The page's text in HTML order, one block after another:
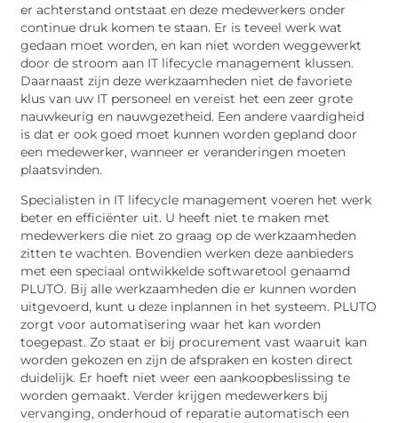
er achterstand ontstaat en deze medewerkers onder
continue druk komen te staan. Er is teveel werk wat
gedaan moet worden, en kan niet worden weggewerkt
door de stroom aan IT lifecycle management klussen.
Daarnaast zijn deze werkzaamheden niet de favoriete
klus van uw IT personeel en vereist het een zeer grote
nauwkeurig en nauwgezetheid. Een andere vaardigheid
is dat er ook goed moet kunnen worden gepland door
een medewerker, wanneer er veranderingen moeten
plaatsvinden.
Specialisten in IT lifecycle management voeren het werk
beter en efficiënter uit. U heeft niet te maken met
medewerkers die niet zo graag op de werkzaamheden
zitten te wachten. Bovendien werken deze aanbieders
met een speciaal ontwikkelde softwaretool genaamd
PLUTO. Bij alle werkzaamheden die er kunnen worden
uitgevoerd, kunt u deze inplannen in het systeem. PLUTO
zorgt voor automatisering waar het kan worden
toegepast. Zo staat er bij procurement vast waaruit kan
worden gekozen en zijn de afspraken en kosten direct
duidelijk. Er hoeft niet weer een aankoopbeslissing te
worden gemaakt. Verder krijgen medewerkers bij
vervanging, onderhoud of reparatie automatisch een